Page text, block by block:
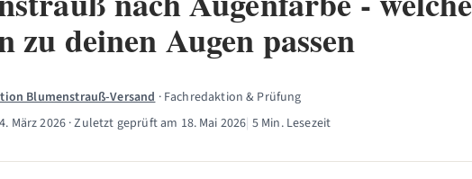
zu deinen Augen passen
Blumenstrauß-Versand · Fachredaktion & Prüfung
März 2026· Zuletzt geprüft am 18. Mai 2026 5 Min. Lesezeit